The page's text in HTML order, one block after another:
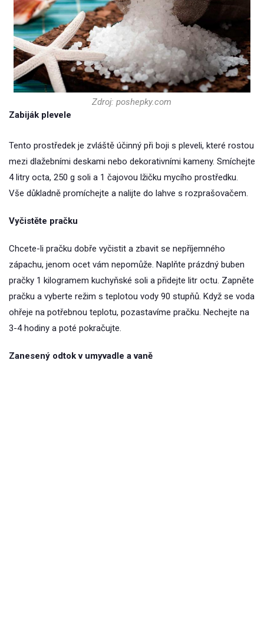
Zdroj: poshepky.com
Zabiják plevele
Tento prostředek je zvláště účinný při boji s pleveli, které rostou
mezi dlažebními deskami nebo dekorativními kameny. Smíchejte
4 litry octa, 250 g soli a 1 čajovou lžičku mycího prostředku.
Vše důkladně promíchejte a nalijte do lahve s rozprašovačem.
Vyčistěte pračku
Chcete-li pračku dobře vyčistit a zbavit se nepříjemného
zápachu, jenom ocet vám nepomůže. Naplňte prázdný buben
pračky 1 kilogramem kuchyňské soli a přidejte litr octu. Zapněte
pračku a vyberte režim s teplotou vody 90 stupňů. Když se voda
ohřeje na potřebnou teplotu, pozastavíme pračku. Nechejte na
3-4 hodiny a poté pokračujte.
Zanesený odtok v umyvadle a vaně